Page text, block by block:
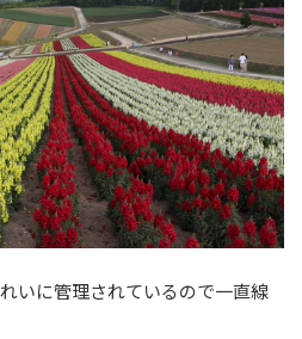
いに管理されているので一直線